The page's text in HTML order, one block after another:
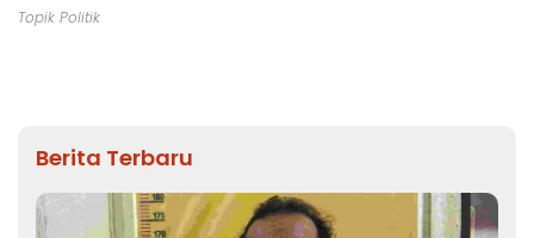
Topik Politik
Berita Terbaru